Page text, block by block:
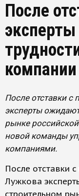
После
После отставки
эксперты
рынке
новой команды
компаниями.
После отставки
Лужкова